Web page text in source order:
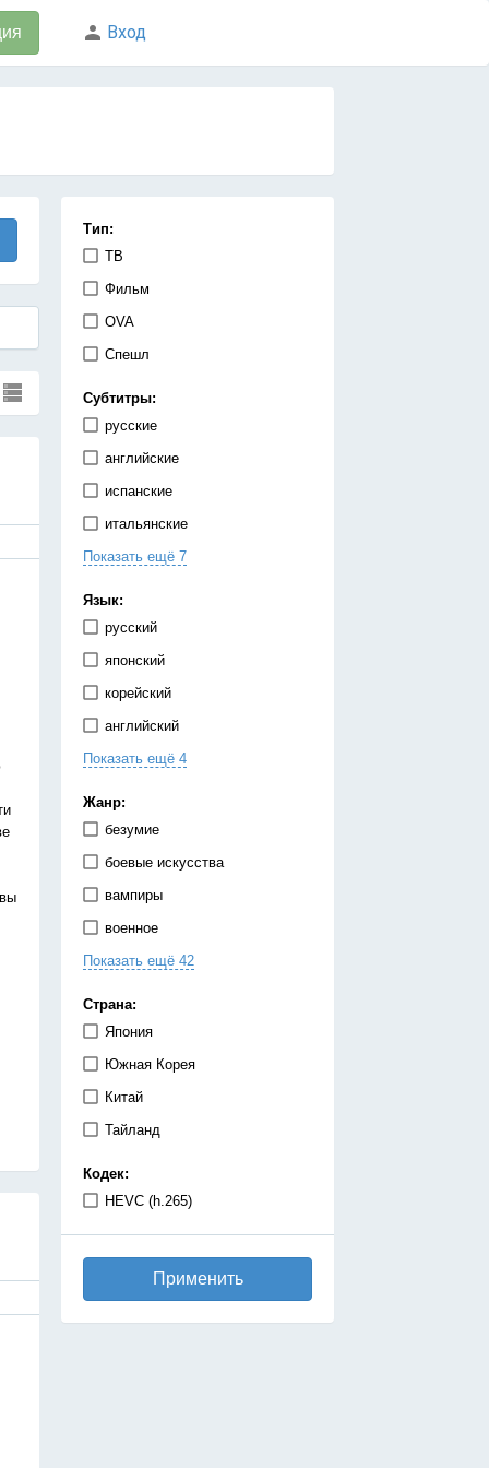
Вход
Тип:
ТВ
Фильм
OVA
Спешл
Субтитры:
русские
английские
испанские
итальянские
китайские
немецкие
португальские
тайские
французские
японские
Показать ещё 7
Язык:
русский
японский
корейский
английский
испанский
немецкий
украинский
Показать ещё 4
Жанр:
безумие
боевые искусства
вампиры
военное
гарем
детектив
дзёсей
драма
игры
киберпанк
комедия
космос
Показать ещё 42
Страна:
Япония
Южная Корея
Китай
Тайланд
Кодек:
HEVC (h.265)
Применить